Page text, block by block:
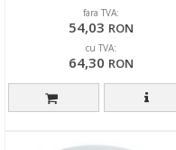
fara TVA:
54,03 RON
cu TVA:
64,30 RON